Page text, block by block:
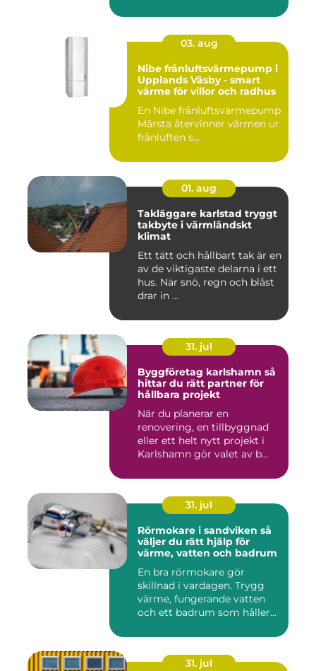
03. aug
Nibe frånluftsvärmepump i
Upplands Väsby - smart
värme för villor och radhus
En Nibe frånluftsvärmepump
Märsta återvinner värmen ur
frånluften s...
01. aug
Takläggare karlstad tryggt
takbyte i värmländskt
klimat
Ett tätt och hållbart tak är en
av de viktigaste delarna i ett
hus. När snö, regn och blåst
drar in ...
31. jul
Byggföretag karlshamn så
hittar du rätt partner för
hållbara projekt
När du planerar en
renovering, en tillbyggnad
eller ett helt nytt projekt i
Karlshamn gör valet av b...
31. jul
Rörmokare i sandviken så
väljer du rätt hjälp för
värme, vatten och badrum
En bra rörmokare gör
skillnad i vardagen. Trygg
värme, fungerande vatten
och ett badrum som håller
31. jul